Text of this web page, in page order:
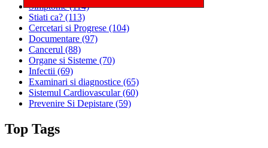
Simptome(114)
Stiati ca? (113)
Cercetari si Progrese (104)
Documentare (97)
Cancerul (88)
Organe si Sisteme (70)
Infectii (69)
Examinari si diagnostice (65)
Sistemul Cardiovascular(60)
Prevenire Si Depistare (59)
Top Tags